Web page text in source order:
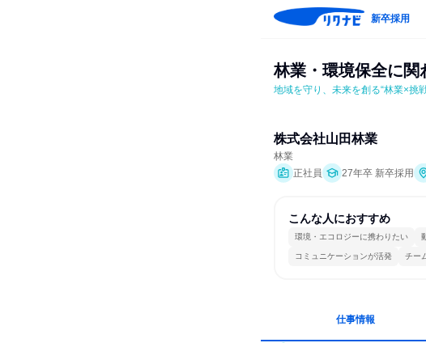
新卒採用
林業・環境保全に関
地域を守り、未来を創る“林業×挑戦
株式会社山田林業
林業
正社員
27年卒 新卒採用
こんな人におすすめ
環境・エコロジーに携わりたい
コミュニケーションが活発 チー
仕事情報